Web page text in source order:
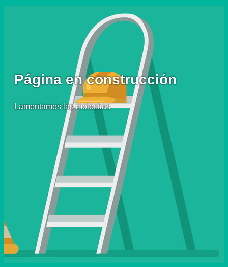
Página en construcción
Lamentamos las molestias